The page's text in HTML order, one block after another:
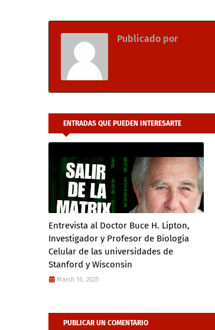
Publicado por
ENTRADAS QUE PUEDEN INTERESARTE
Entrevista al Doctor Buce H. Lipton,
Investigador y Profesor de Biología
Celular de las universidades de
Stanford y Wisconsin
March 16, 2025
PUBLICAR UN COMENTARIO